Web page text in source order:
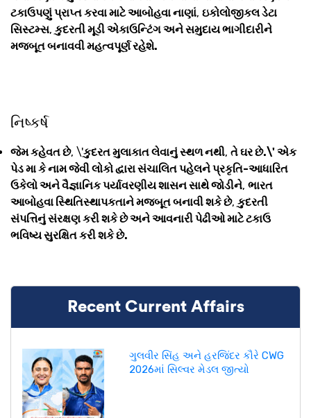
ટકાઉપણું પ્રાપ્ત કરવા માટે આબોહવા નાણાં, ઇકોલોજીકલ ડેટા
સિસ્ટમ્સ, કુદરતી મૂડી એકાઉન્ટિંગ અને સમુદાય ભાગીદારીને
મજબૂત બનાવવી મહત્વપૂર્ણ રહેશે.
નિષ્કર્ષ
જેમ કહેવત છે, \'કુદરત મુલાકાત લેવાનું સ્થળ નથી, તે ઘર છે.\' એક
પેડ મા કે નામ જેવી લોકો દ્વારા સંચાલિત પહેલને પ્રકૃતિ-આધારિત
ઉકેલો અને વૈજ્ઞાનિક પર્યાવરણીય શાસન સાથે જોડીને, ભારત
આબોહવા સ્થિતિસ્થાપકતાને મજબૂત બનાવી શકે છે, કુદરતી
સંપત્તિનું સંરક્ષણ કરી શકે છે અને આવનારી પેઢીઓ માટે ટકાઉ
ભવિષ્ય સુરક્ષિત કરી શકે છે.
Recent Current Affairs
ગુલવીર સિંહ અને હરજિંદર કૌરે CWG
2026માં સિલ્વર મેડલ જીત્યો